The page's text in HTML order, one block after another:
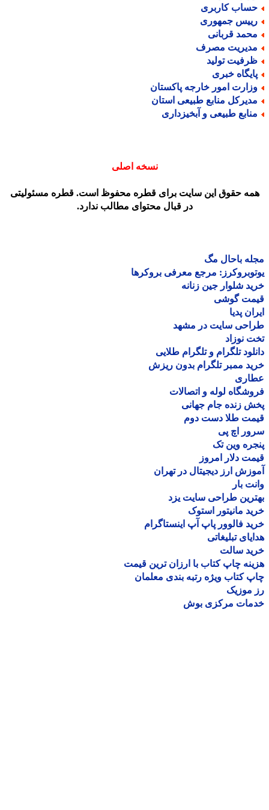
کاربری
جمهوری
قربانی
مصرف
تولید
خبری
امور خارجه پاکستان
منابع طبیعی استان
طبیعی و آبخیزداری
نسخه اصلی
حقوق این سایت برای قطره محفوظ است. قطره مسئولیتی
در قبال محتوای مطالب ندارد.
باحال مگ
مرجع معرفی بروکرها
شلوار جین زنانه
گوشی
پدیا
سایت در مشهد
نوزاد
تلگرام و تلگرام طلایی
ممبر تلگرام بدون ریزش
لوله و اتصالات
زنده جام جهانی
طلا دست دوم
اچ پی
وین تک
دلار امروز
ارز دیجیتال در تهران
بار
طراحی سایت یزد
مانیتور استوک
فالوور پاپ آپ اینستاگرام
تبلیغاتی
سالت
چاپ کتاب با ارزان ترین قیمت
کتاب ویژه رتبه بندی معلمان
موزیک
مرکزی بوش